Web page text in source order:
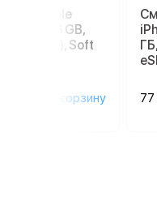
Apple
17e 256 GB,
(eSIM), Soft
в корзину